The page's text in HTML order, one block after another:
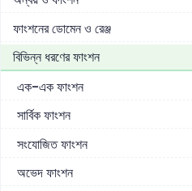
ফাংশনের ডোমেন ও রেঞ্জ
বিভিন্ন ধরণের ফাংশন
এক-এক ফাংশন
সার্বিক ফাংশন
সংযোজিত ফাংশন
অভেদ ফাংশন